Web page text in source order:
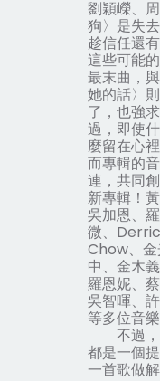
劉穎嶸、
狗〉 是失
趁信任還
這些可能
最末曲，
她的話〉
了，也強
過，即使
麼留在心
而專輯的
連，共同
新專輯！
吳加恩、
微、
Chow、金
中、金木
羅恩妮、
吳智暉、
等多位音
不過
都是一個
一首歌做